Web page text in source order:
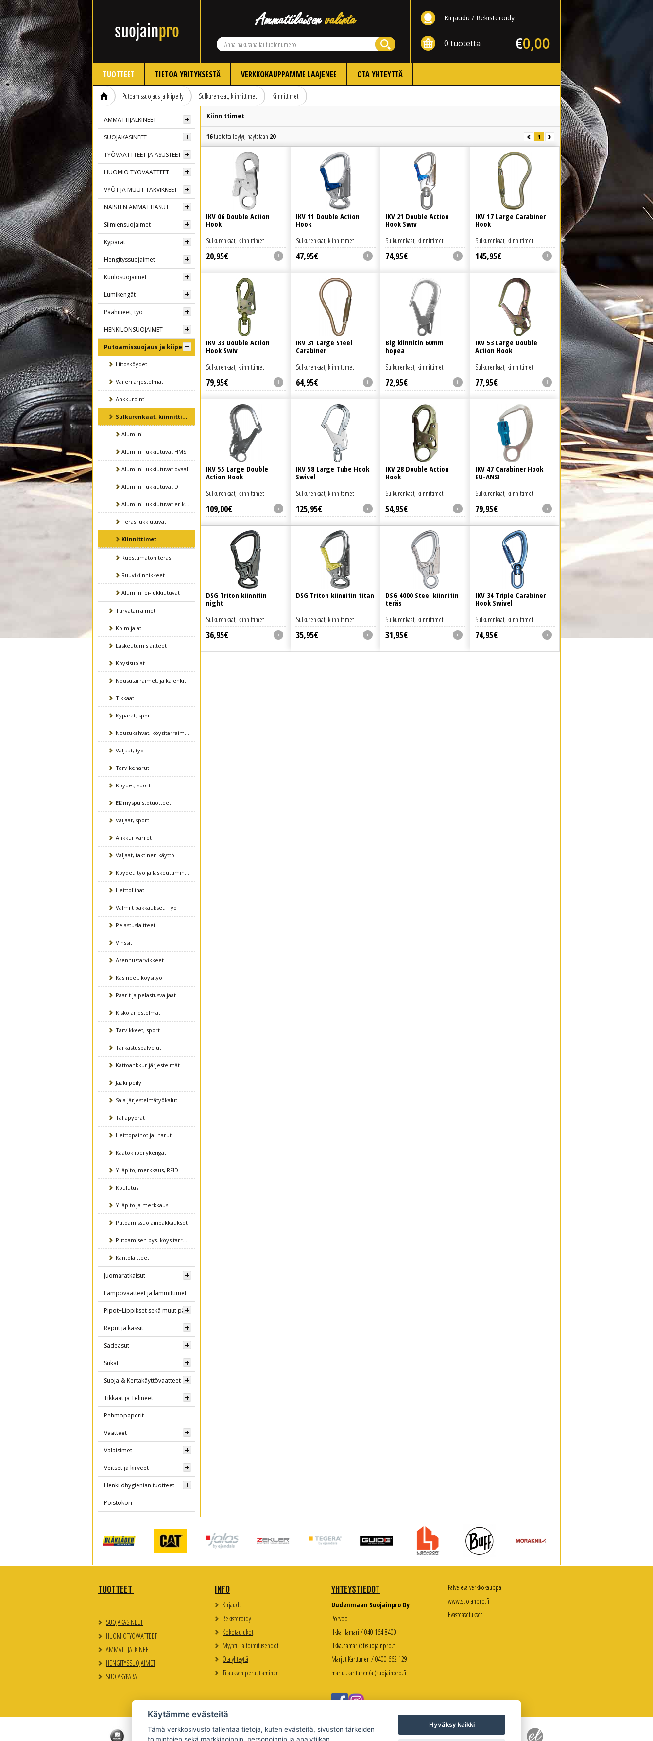
Kirjaudu Rekisteröidy
0 tuotetta 0,00
€
TUOTTEET TIETOA YRITYKSESTÄ VERKKOKAUPPAMME LAAJENEE OTA YHTEYTTÄ
Putoamissuojaus ja kiipeily Sulkurenkaat, kiinnittimet Kiinnittimet
AMMATTIJALKINEET
SUOJAKÄSINEET
TYÖVAATTTEET JA ASUSTEET
HUOMIO TYÖVAATTEET
VYÖT JA MUUT TARVIKKEET
NAISTEN AMMATTIASUT
Silmiensuojaimet
Kypärät
Hengityssuojaimet
Kuulosuojaimet
Lumikengät
Päähineet, työ
HENKILÖNSUOJAIMET
Putoamissuojaus ja kiipeily
Liitosköydet
Vaijerijärjestelmät
Ankkurointi
Sulkurenkaat, kiinnittimet
Alumiini
Alumiini lukkiutuvat HMS
Alumiini lukkiutuvat ovaali
Alumiini lukkiutuvat D
Alumiini lukkiutuvat erikois
Teräs lukkiutuvat
Kiinnittimet
Ruostumaton teräs
Ruuvikiinnikkeet
Alumiini ei-lukkiutuvat
Turvatarraimet
Kolmijalat
Laskeutumislaitteet
Köysisuojat
Nousutarraimet, jalkalenkit
Tikkaat
Kypärät, sport
Nousukahvat, köysitarraimet
Valjaat, työ
Tarvikenarut
Köydet, sport
Elämyspuistotuotteet
Valjaat, sport
Ankkurivarret
Valjaat, taktinen käyttö
Köydet, työ ja laskeutuminen
Heittoliinat
Valmiit pakkaukset, Työ
Pelastuslaitteet
Vinssit
Asennustarvikkeet
Käsineet, köysityö
Paarit ja pelastusvaljaat
Kiskojärjestelmät
Tarvikkeet, sport
Tarkastuspalvelut
Kattoankkurijärjestelmät
Jääkiipeily
Sala järjestelmätyökalut
Taljapyörät
Heittopainot ja -narut
Kaatokiipeilykengät
Ylläpito, merkkaus, RFID
Koulutus
Ylläpito ja merkkaus
Putoamissuojainpakkaukset
Putoamisen pys. köysitarraimet
Kantolaitteet
Juomaratkaisut
Lämpövaatteet ja lämmittimet
Pipot+Lippikset sekä muut päähineet
Reput ja kassit
Sadeasut
Sukat
Suoja-& Kertakäyttövaatteet
Tikkaat ja Telineet
Pehmopaperit
Vaatteet
Valaisimet
Veitset ja kirveet
Henkilöhygienian tuotteet
Poistokori
Kiinnittimet
16tuotetta löytyi, näytetään 20Edellinen 1
IKV 06 Double Action
Hook
20,95€
Sulkurenkaat, kiinnittimet
IKV 11 Double Action
Hook
47,95€
Sulkurenkaat, kiinnittimet
IKV 21 Double Action
Hook Swiv
74,95€
Sulkurenkaat, kiinnittimet
IKV 17 Large Carabiner
Hook
145,95€
Sulkurenkaat, kiinnittimet
Lue lisää
IKV 33 Double Action
Hook Swiv
79,95€
Sulkurenkaat, kiinnittimet
IKV 31 Large Steel
Carabiner
64,95€
Sulkurenkaat, kiinnittimet
Big kiinnitin 60mm
hopea
72,95€
Sulkurenkaat, kiinnittimet
IKV 53 Large Double
Action Hook
77,95€
Sulkurenkaat, kiinnittimet
Lue lisää
IKV 55 Large Double
Action Hook
109,00€
Sulkurenkaat, kiinnittimet
IKV 58 Large Tube Hook
Swivel
125,95€
Sulkurenkaat, kiinnittimet
IKV 28 Double Action
Hook
54,95€
Sulkurenkaat, kiinnittimet
IKV 47 Carabiner Hook
EU-ANSI
79,95€
Sulkurenkaat, kiinnittimet
Lue lisää
DSG Triton kiinnitin
night
36,95€
Sulkurenkaat, kiinnittimet
DSG Triton kiinnitin titan
35,95€
Sulkurenkaat, kiinnittimet
DSG 4000 Steel kiinnitin
teräs
31,95€
Sulkurenkaat, kiinnittimet
IKV 34 Triple Carabiner
Hook Swivel
74,95€
Sulkurenkaat, kiinnittimet
TUOTTEET
SUOJAKÄSINEET
HUOMIOTYÖVAATTEET
AMMATTIJALKINEET
HENGITYSSUOJAIMET
SUOJAKYPÄRÄT
INFO
Kirjaudu
Rekisteröidy
Kokotaulukot
Myynti- ja toimitusehdot
Ota yhteyttä
Tilauksen peruuttaminen
YHTEYSTIEDOT
Uudenmaan Suojainpro Oy
Porvoo
Ilkka Hämäri / 040 164 8400
ilkka.hamari(at)suojainpro.fi
Marjut Karttunen / 0400 662 129
marjut.karttunen(at)suojainpro.fi
Palveleva verkkokauppa:
www.suojanpro.fi
Evästeasetukset
Käytämme evästeitä
Tämä verkkosivusto tallentaa tietoja, kuten evästeitä, sivuston tärkeiden
toimintojen sekä markkinoinnin, personoinnin ja analytiikan
Hyväksy kaikki